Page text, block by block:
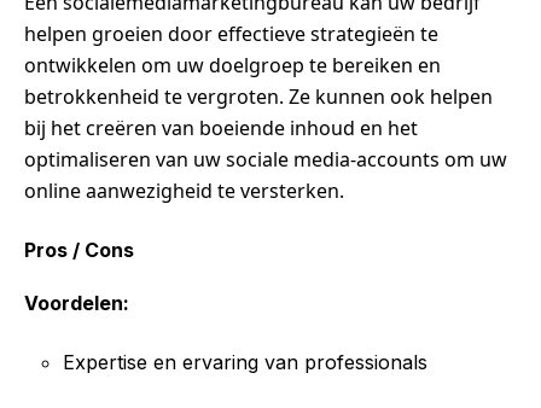
helpen groeien door effectieve strategieën te
ontwikkelen om uw doelgroep te bereiken en
betrokkenheid te vergroten. Ze kunnen ook helpen
bij het creëren van boeiende inhoud en het
optimaliseren van uw sociale media-accounts om uw
online aanwezigheid te versterken.
Pros / Cons
Voordelen:
Expertise en ervaring van professionals